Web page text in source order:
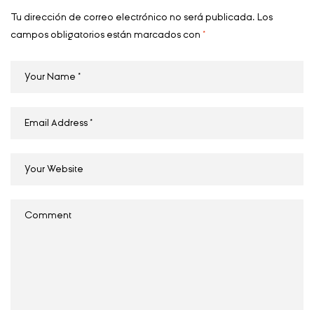
Tu dirección de correo electrónico no será publicada. Los
campos obligatorios están marcados con *